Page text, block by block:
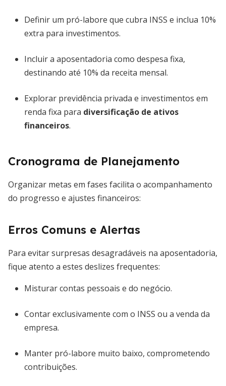
Definir um pró-labore que cubra INSS e inclua 10%
extra para investimentos.
Incluir a aposentadoria como despesa fixa,
destinando até 10% da receita mensal.
Explorar previdência privada e investimentos em
renda fixa para diversificação de ativos
financeiros.
Cronograma de Planejamento
Organizar metas em fases facilita o acompanhamento
do progresso e ajustes financeiros:
Erros Comuns e Alertas
Para evitar surpresas desagradáveis na aposentadoria,
fique atento a estes deslizes frequentes:
Misturar contas pessoais e do negócio.
Contar exclusivamente com o INSS ou a venda da
empresa.
Manter pró-labore muito baixo, comprometendo
contribuições.